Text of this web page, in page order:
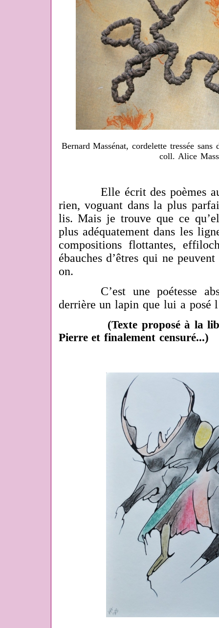
Bernard Massénat, cordelette tressée sans
coll. Alice
Elle écrit des poèmes
rien, voguant dans la plus
lis. Mais je trouve que ce
plus adéquatement dans les
compositions flottantes,
ébauches d’êtres qui ne
on.
C’est une poétesse
derrière un lapin que lui a posé
(Texte proposé à la
Pierre et finalement censuré...)